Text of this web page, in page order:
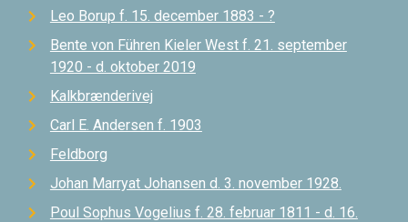
Leo Borup f. 15. december 1883 - ?
Bente von Führen Kieler West f. 21. september
1920 - d. oktober 2019
Kalkbrænderivej
Carl E. Andersen f. 1903
Feldborg
Johan Marryat Johansen d. 3. november 1928.
Poul Sophus Vogelius f. 28. februar 1811 - d. 16.